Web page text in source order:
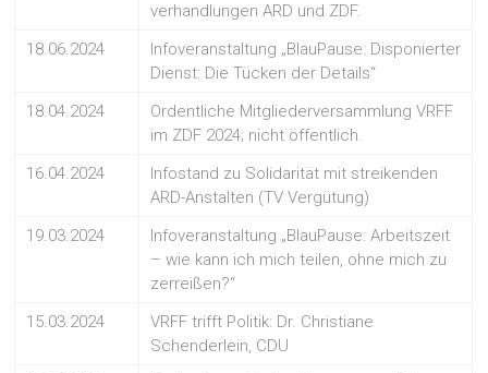
verhandlungen ARD und ZDF.
18.06.2024
Infoveranstaltung „BlauPause: Disponierter
Dienst: Die Tücken der Details“
18.04.2024
Ordentliche Mitgliederversammlung VRFF
im ZDF 2024; nicht öffentlich.
16.04.2024
Infostand zu Solidarität mit streikenden
ARD-Anstalten (TV Vergütung)
19.03.2024
Infoveranstaltung „BlauPause: Arbeitszeit
– wie kann ich mich teilen, ohne mich zu
zerreißen?“
15.03.2024
VRFF trifft Politik: Dr. Christiane
Schenderlein, CDU